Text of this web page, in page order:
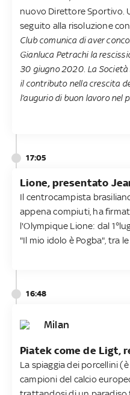
nuovo Direttore Sportivo.
seguito alla risoluzione
Club comunica di aver
Gianluca Petrachi la
30 giugno 2020. La
il contributo nella crescita
l’augurio di buon lavoro nel
17:05
Lione, presentato
Il centrocampista
appena compiuti, ha
l'Olympique Lione: dal
"Il mio idolo è Pogba", tra
16:48
Milan
Piatek come de Ligt,
La spiaggia dei porcellini
campioni del calcio